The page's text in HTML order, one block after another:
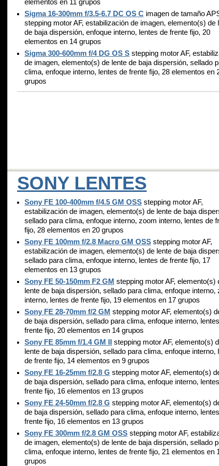
elementos en 11 grupos
Sigma 16-300mm f/3.5-6.7 DC OS C imagen de tamaño
stepping motor AF, estabilización de imagen, elemento(s) de
de baja dispersión, enfoque interno, lentes de frente fijo, 20
elementos en 14 grupos
Sigma 300-600mm f/4 DG OS S stepping motor AF,
de imagen, elemento(s) de lente de baja dispersión, sellado
clima, enfoque interno, lentes de frente fijo, 28 elementos en
grupos
SONY LENTES
Sony FE 100-400mm f/4.5 GM OSS stepping motor AF,
estabilización de imagen, elemento(s) de lente de baja
sellado para clima, enfoque interno, zoom interno, lentes de
fijo, 28 elementos en 20 grupos
Sony FE 100mm f/2.8 Macro GM OSS stepping motor AF,
estabilización de imagen, elemento(s) de lente de baja
sellado para clima, enfoque interno, lentes de frente fijo, 17
elementos en 13 grupos
Sony FE 50-150mm F2 GM stepping motor AF, elemento(s)
lente de baja dispersión, sellado para clima, enfoque interno,
interno, lentes de frente fijo, 19 elementos en 17 grupos
Sony FE 28-70mm f/2 GM stepping motor AF, elemento(s)
de baja dispersión, sellado para clima, enfoque interno,
frente fijo, 20 elementos en 14 grupos
Sony FE 85mm f/1.4 GM II
stepping motor AF, elemento(s)
lente de baja dispersión, sellado para clima, enfoque interno,
de frente fijo, 14 elementos en 9 grupos
Sony FE 16-25mm f/2.8 G stepping motor AF, elemento(s)
de baja dispersión, sellado para clima, enfoque interno,
frente fijo, 16 elementos en 13 grupos
Sony FE 24-50mm f/2.8 G stepping motor AF, elemento(s)
de baja dispersión, sellado para clima, enfoque interno,
frente fijo, 16 elementos en 13 grupos
Sony FE 300mm f/2.8 GM OSS stepping motor AF,
de imagen, elemento(s) de lente de baja dispersión, sellado
clima, enfoque interno, lentes de frente fijo, 21 elementos en
grupos